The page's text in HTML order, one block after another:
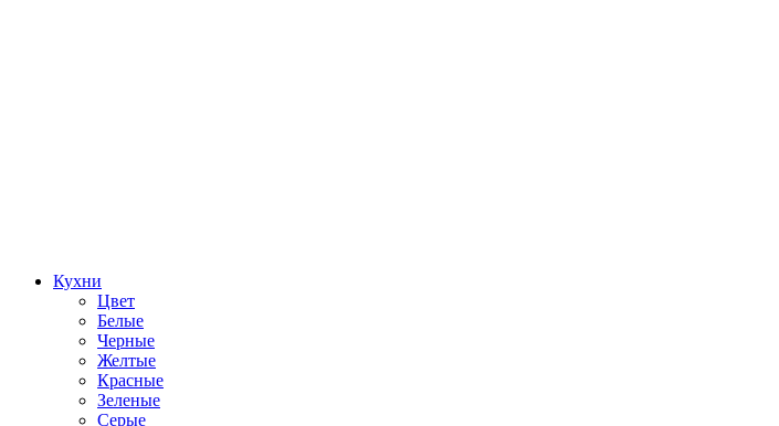
Кухни
Цвет
Белые
Черные
Желтые
Красные
Зеленые
Серые